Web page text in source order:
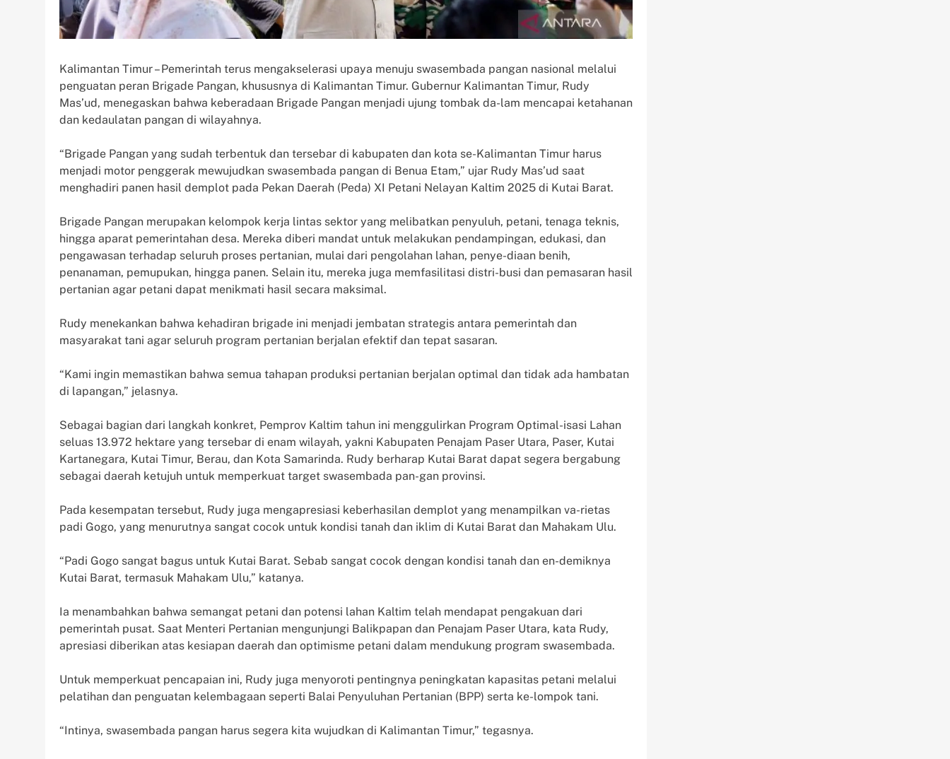
Kalimantan Timur – Pemerintah terus mengakselerasi upaya menuju swasembada pangan nasional melalui
penguatan peran Brigade Pangan, khususnya di Kalimantan Timur. Gubernur Kalimantan Timur, Rudy
Mas’ud, menegaskan bahwa keberadaan Brigade Pangan menjadi ujung tombak da-lam mencapai ketahanan
dan kedaulatan pangan di wilayahnya.
“Brigade Pangan yang sudah terbentuk dan tersebar di kabupaten dan kota se-Kalimantan Timur harus
menjadi motor penggerak mewujudkan swasembada pangan di Benua Etam,” ujar Rudy Mas’ud saat
menghadiri panen hasil demplot pada Pekan Daerah (Peda) XI Petani Nelayan Kaltim 2025 di Kutai Barat.
Brigade Pangan merupakan kelompok kerja lintas sektor yang melibatkan penyuluh, petani, tenaga teknis,
hingga aparat pemerintahan desa. Mereka diberi mandat untuk melakukan pendampingan, edukasi, dan
pengawasan terhadap seluruh proses pertanian, mulai dari pengolahan lahan, penye-diaan benih,
penanaman, pemupukan, hingga panen. Selain itu, mereka juga memfasilitasi distri-busi dan pemasaran hasil
pertanian agar petani dapat menikmati hasil secara maksimal.
Rudy menekankan bahwa kehadiran brigade ini menjadi jembatan strategis antara pemerintah dan
masyarakat tani agar seluruh program pertanian berjalan efektif dan tepat sasaran.
“Kami ingin memastikan bahwa semua tahapan produksi pertanian berjalan optimal dan tidak ada hambatan
di lapangan,” jelasnya.
Sebagai bagian dari langkah konkret, Pemprov Kaltim tahun ini menggulirkan Program Optimal-isasi Lahan
seluas 13.972 hektare yang tersebar di enam wilayah, yakni Kabupaten Penajam Paser Utara, Paser, Kutai
Kartanegara, Kutai Timur, Berau, dan Kota Samarinda. Rudy berharap Kutai Barat dapat segera bergabung
sebagai daerah ketujuh untuk memperkuat target swasembada pan-gan provinsi.
Pada kesempatan tersebut, Rudy juga mengapresiasi keberhasilan demplot yang menampilkan va-rietas
padi Gogo, yang menurutnya sangat cocok untuk kondisi tanah dan iklim di Kutai Barat dan Mahakam Ulu.
“Padi Gogo sangat bagus untuk Kutai Barat. Sebab sangat cocok dengan kondisi tanah dan en-demiknya
Kutai Barat, termasuk Mahakam Ulu,” katanya.
Ia menambahkan bahwa semangat petani dan potensi lahan Kaltim telah mendapat pengakuan dari
pemerintah pusat. Saat Menteri Pertanian mengunjungi Balikpapan dan Penajam Paser Utara, kata Rudy,
apresiasi diberikan atas kesiapan daerah dan optimisme petani dalam mendukung program swasembada.
Untuk memperkuat pencapaian ini, Rudy juga menyoroti pentingnya peningkatan kapasitas petani melalui
pelatihan dan penguatan kelembagaan seperti Balai Penyuluhan Pertanian (BPP) serta ke-lompok tani.
“Intinya, swasembada pangan harus segera kita wujudkan di Kalimantan Timur,” tegasnya.